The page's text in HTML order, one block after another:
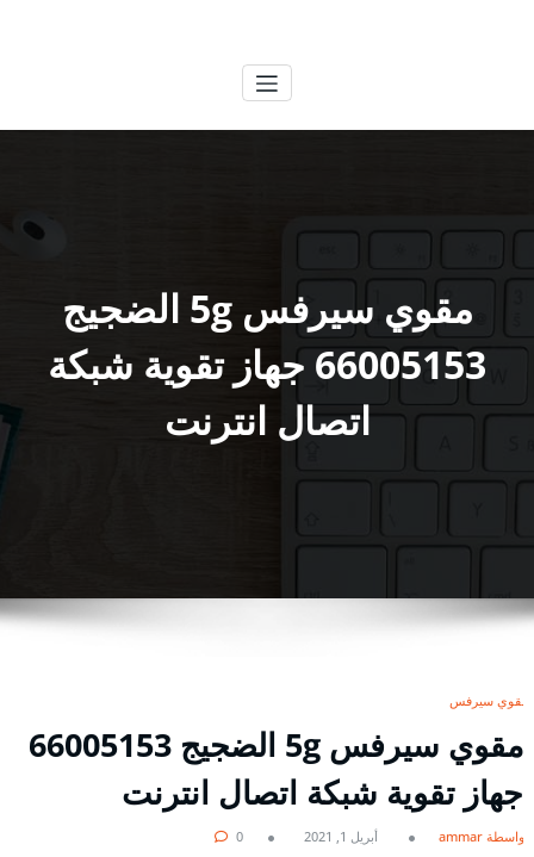
مقوي سيرفس 5g الضجيج
66005153 جهاز تقوية شبكة
اتصال انترنت
مقوي سيرفس
مقوي سيرفس 5g الضجيج 66005153
جهاز تقوية شبكة اتصال انترنت
بواسطة ammar أبريل 1, 2021 0